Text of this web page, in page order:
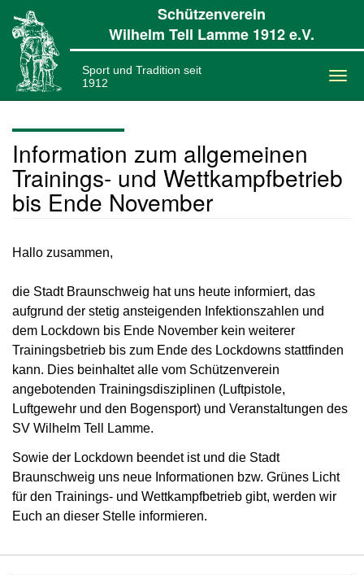
Schützenverein
Wilhelm Tell Lamme 1912 e.V.
Sport und Tradition seit
1912
Information zum allgemeinen
Trainings- und Wettkampfbetrieb
bis Ende November
Hallo zusammen,
die Stadt Braunschweig hat uns heute informiert, das
aufgrund der stetig ansteigenden Infektionszahlen und
dem Lockdown bis Ende November kein weiterer
Trainingsbetrieb bis zum Ende des Lockdowns stattfinden
kann. Dies beinhaltet alle vom Schützenverein
angebotenden Trainingsdisziplinen (Luftpistole,
Luftgewehr und den Bogensport) und Veranstaltungen des
SV Wilhelm Tell Lamme.
Sowie der Lockdown beendet ist und die Stadt
Braunschweig uns neue Informationen bzw. Grünes Licht
für den Trainings- und Wettkampfbetrieb gibt, werden wir
Euch an dieser Stelle informieren.